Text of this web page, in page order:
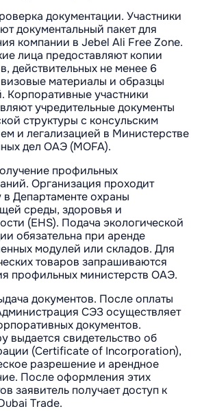
документации. Участники
документальный пакет для
компании в Jebel Ali Free Zone.
лица предоставляют копии
действительных не менее 6
материалы и образцы
Корпоративные участники
учредительные документы
структуры с консульским
и легализацией в Министерстве
дел ОАЭ (MOFA).
профильных
Организация проходит
в Департаменте охраны
среды, здоровья и
(EHS). Подача экологической
обязательна при аренде
модулей или складов. Для
товаров запрашиваются
профильных министерств ОАЭ.
документов. После оплаты
СЭЗ осуществляет
документов.
выдается свидетельство об
(Certificate of Incorporation),
разрешение и арендное
После оформления этих
заявитель получает доступ к
Trade.